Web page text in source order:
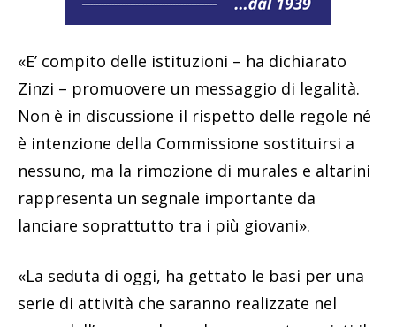
«E’ compito delle istituzioni – ha dichiarato
Zinzi – promuovere un messaggio di legalità.
Non è in discussione il rispetto delle regole né
è intenzione della Commissione sostituirsi a
nessuno, ma la rimozione di murales e altarini
rappresenta un segnale importante da
lanciare soprattutto tra i più giovani».
«La seduta di oggi, ha gettato le basi per una
serie di attività che saranno realizzate nel